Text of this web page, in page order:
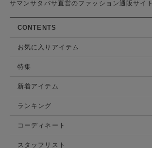
サマンサタバサ直営のファッション通販サイト
CONTENTS
お気に入りアイテム
特集
新着アイテム
ランキング
コーディネート
スタッフリスト